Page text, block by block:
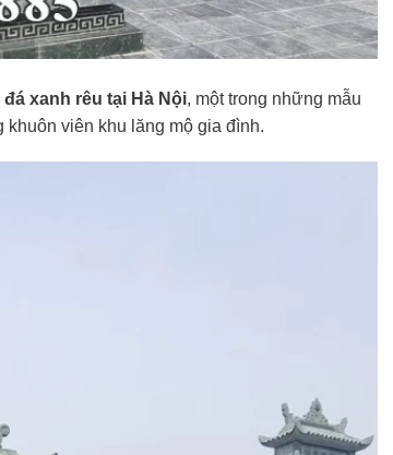
đá xanh rêu tại Hà Nội, một trong những mẫu
khuôn viên khu lăng mộ gia đình.